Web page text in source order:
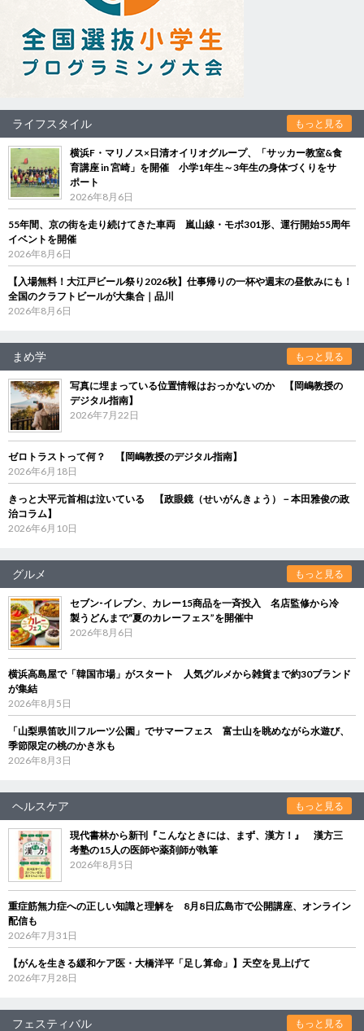
ライフスタイル もっと見る
横浜F・マリノス×日清オイリオグループ、「サッカー教室&食
育講座 in 宮崎」を開催 小学1年生～3年生の身体づくりをサ
ポート
2026年8月6日
55年間、京の街を走り続けてきた車両 嵐山線・モボ301形、運行開始55周年
イベントを開催
2026年8月6日
【入場無料！大江戸ビール祭り2026秋】仕事帰りの一杯や週末の昼飲みにも！
全国のクラフトビールが大集合｜品川
2026年8月6日
まめ学 もっと見る
写真に埋まっている位置情報はおっかないのか 【岡嶋教授の
デジタル指南】
2026年7月22日
ゼロトラストって何？ 【岡嶋教授のデジタル指南】
2026年6月18日
きっと大平元首相は泣いている 【政眼鏡（せいがんきょう）－本田雅俊の政
治コラム】
2026年6月10日
グルメ もっと見る
セブン‐イレブン、カレー15商品を一斉投入 名店監修から冷
製うどんまで“夏のカレーフェス”を開催中
2026年8月6日
横浜高島屋で「韓国市場」がスタート 人気グルメから雑貨まで約30ブランド
が集結
2026年8月5日
「山梨県笛吹川フルーツ公園」でサマーフェス 富士山を眺めながら水遊び、
季節限定の桃のかき氷も
2026年8月3日
ヘルスケア もっと見る
現代書林から新刊『こんなときには、まず、漢方！』 漢方三
考塾の15人の医師や薬剤師が執筆
2026年8月5日
重症筋無力症への正しい知識と理解を 8月8日広島市で公開講座、オンライン
配信も
2026年7月31日
【がんを生きる緩和ケア医・大橋洋平「足し算命」】天空を見上げて
2026年7月28日
フェスティバル もっと見る